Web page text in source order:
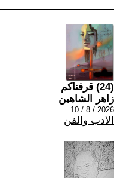
(24) قرفناكم
زاهر الشاهين
2026 / 8 / 10
الادب والفن